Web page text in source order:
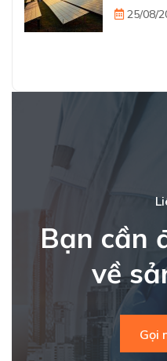
25/08/
Bạn cần
về
Gọi